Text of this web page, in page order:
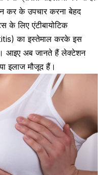
कर के उपचार करना बेहद
के लिए एंटीबायोटिक
का इस्तेमाल करके इस
आइए अब जानते हैं लेक्टेशन
इलाज मौजूद हैं।